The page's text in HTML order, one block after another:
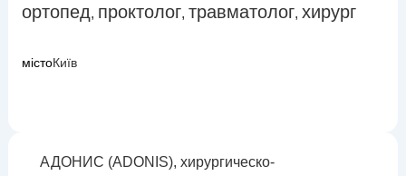
ортопед, проктолог, травматолог, хирург
містоКиїв
АДОНИС (ADONIS), хирургическо-